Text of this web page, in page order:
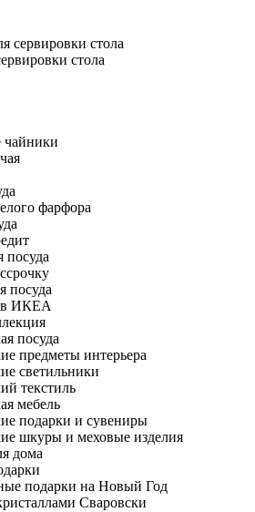
сервировки стола
стола
чайники
фарфора
посуда
посуда
в ИКЕА
посуда
предметы интерьера
светильники
текстиль
мебель
подарки и сувениры
шкуры и меховые изделия
дома
подарки на Новый Год
Сваровски